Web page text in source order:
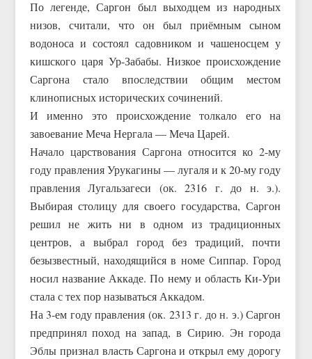
По легенде, Саргон был выходцем из народных
низов, считали, что он был приёмным сыном
водоноса и состоял садовником и чашеносцем у
кишского царя Ур-Забабы. Низкое происхождение
Саргона стало впоследствии общим местом
клинописных исторических сочинений.
И именно это происхождение толкало его на
завоевание Меча Нергала — Меча Царей.
Начало царствования Саргона относится ко 2-му
году правления Урукагины — лугаля и к 20-му году
правления Лугальзагеси (ок. 2316 г. до н. э.).
Выбирая столицу для своего государства, Саргон
решил не жить ни в одном из традиционных
центров, а выбрал город без традиций, почти
безызвестный, находящийся в номе Сиппар. Город
носил название Аккаде. По нему и область Ки-Ури
стала с тех пор называться Аккадом.
На 3-ем году правления (ок. 2313 г. до н. э.) Саргон
предпринял поход на запад, в Сирию. Эн города
Эблы признал власть Саргона и открыл ему дорогу